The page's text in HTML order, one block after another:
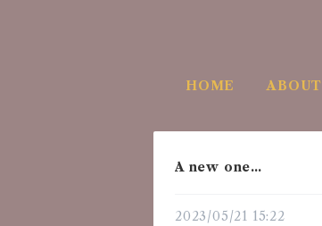
HOME ABOUT
A new one…
2023/05/21 15:22